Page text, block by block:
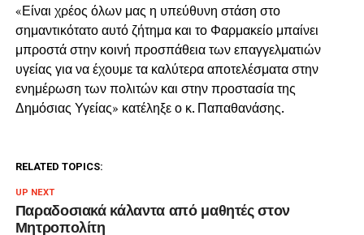
«Είναι χρέος όλων μας η υπεύθυνη στάση στο
σημαντικότατο αυτό ζήτημα και το Φαρμακείο μπαίνει
μπροστά στην κοινή προσπάθεια των επαγγελματιών
υγείας για να έχουμε τα καλύτερα αποτελέσματα στην
ενημέρωση των πολιτών και στην προστασία της
Δημόσιας Υγείας» κατέληξε ο κ. Παπαθανάσης.
RELATED TOPICS:
UP NEXT
Παραδοσιακά κάλαντα από μαθητές στον
Μητροπολίτη